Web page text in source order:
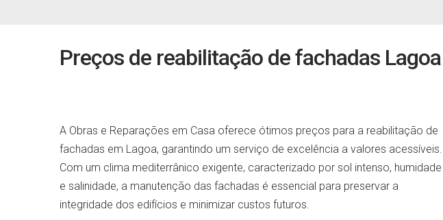
Preços de reabilitação de fachadas Lagoa
A Obras e Reparações em Casa oferece ótimos preços para a reabilitação de
fachadas em Lagoa, garantindo um serviço de excelência a valores acessíveis.
Com um clima mediterrânico exigente, caracterizado por sol intenso, humidade
e salinidade, a manutenção das fachadas é essencial para preservar a
integridade dos edifícios e minimizar custos futuros.